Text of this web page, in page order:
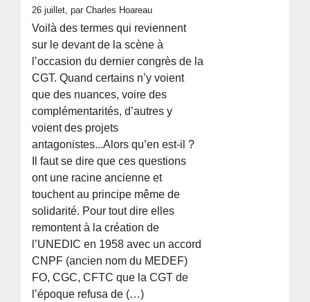
26 juillet, par Charles Hoareau
Voilà des termes qui reviennent
sur le devant de la scène à
l’occasion du dernier congrès de la
CGT. Quand certains n’y voient
que des nuances, voire des
complémentarités, d’autres y
voient des projets
antagonistes...Alors qu’en est-il ?
Il faut se dire que ces questions
ont une racine ancienne et
touchent au principe même de
solidarité. Pour tout dire elles
remontent à la création de
l’UNEDIC en 1958 avec un accord
CNPF (ancien nom du MEDEF)
FO, CGC, CFTC que la CGT de
l’époque refusa de (…)